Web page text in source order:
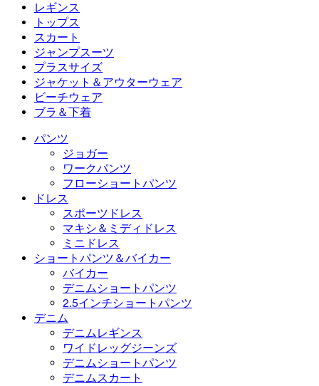
ミニドレス
デニムショートパンツ
2.5インチショートパンツ
デニムレギンス
ワイドレッグジーンズ
デニムショートパンツ
デニムスカート
レギンス
レギンス
デニムレギンス
ヒップアップレギンス
ヨガレギンス
トップス
トップス
スポーツブラ
Tシャツ
スカート
スカート
アクティブスカート
ミニスカート
マキシ＆ミディスカート
ジャンプスーツ
ジャンプスーツ
オーバーオール
ロンパース
プラスサイズ
プラスサイズ
プラスサイズボトムス
プラスサイズトップス
プラスサイズドレス
ジャケット＆アウターウェア
ジャケット＆アウターウェア
ジャケット＆アウターウェア
アウターウェア
ビーチウェア
ビーチウェア
水着トップス
水着ボトムス
水着セット
ブラ＆下着
ブラ＆下着
ブラ
下着
パンツ
ジョガー
ワークパンツ
フローショートパンツ
ドレス
スポーツドレス
マキシ＆ミディドレス
ミニドレス
ショートパンツ＆バイカー
バイカー
デニムショートパンツ
2.5インチショートパンツ
デニム
デニムレギンス
ワイドレッグジーンズ
デニムショートパンツ
デニムスカート